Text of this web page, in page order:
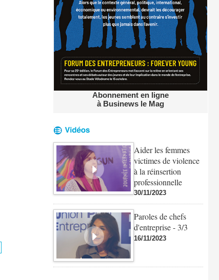
Abonnement en ligne
à Businews le Mag
Aider les femmes
victimes de violence
à la réinsertion
professionnelle
30/11/2023
Paroles de chefs
d'entreprise - 3/3
16/11/2023